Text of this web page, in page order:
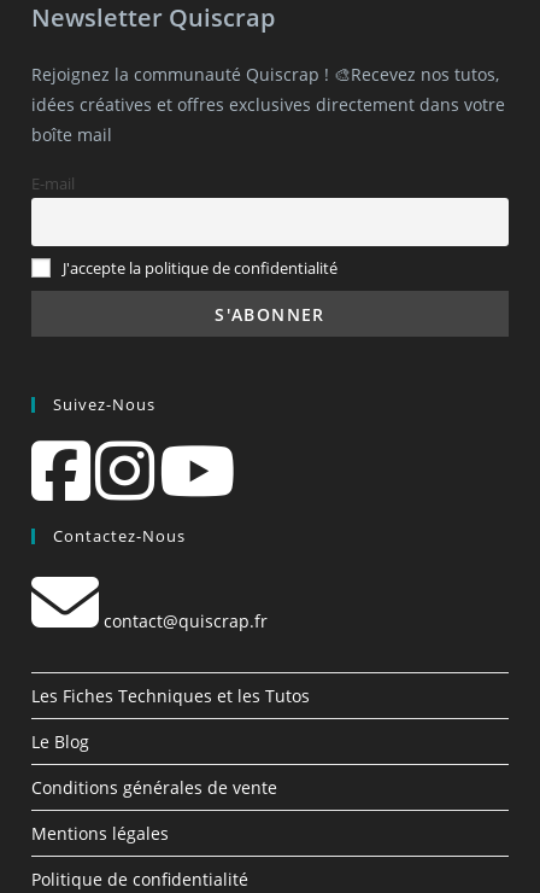
Newsletter Quiscrap
Rejoignez la communauté Quiscrap ! 🎨Recevez nos tutos,
idées créatives et offres exclusives directement dans votre
boîte mail
E-mail
J'accepte la politique de confidentialité
Suivez-Nous
Contactez-Nous
contact@quiscrap.fr
Les Fiches Techniques et les Tutos
Le Blog
Conditions générales de vente
Mentions légales
Politique de confidentialité